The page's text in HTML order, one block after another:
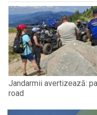
Jandarmii avertizează:
road